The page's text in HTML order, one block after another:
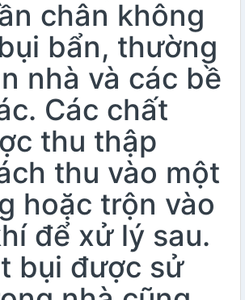
chân không
bẩn, thường
nhà và các bề
Các chất
thu thập
thu vào một
hoặc trộn vào
để xử lý sau.
bụi được sử